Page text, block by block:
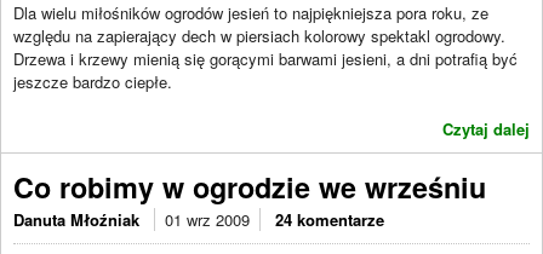
Dla wielu miłośników ogrodów jesień to najpiękniejsza pora roku, ze
względu na zapierający dech w piersiach kolorowy spektakl ogrodowy.
Drzewa i krzewy mienią się gorącymi barwami jesieni, a dni potrafią być
jeszcze bardzo ciepłe.
Czytaj dalej
Co robimy w ogrodzie we wrześniu
Danuta Młoźniak 01 wrz 2009 24 komentarze